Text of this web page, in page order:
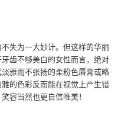
失为一大妙计。但这样的华丽
齿不够美白的女性而言，绝对
雅而不张扬的柔粉色唇膏或略
的色彩反而能在视觉上产生错
容当然也更自信唯美！